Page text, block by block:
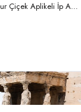
İthal Maison Fleur Çiçek Aplikeli İp Askılı Maxi Elbise